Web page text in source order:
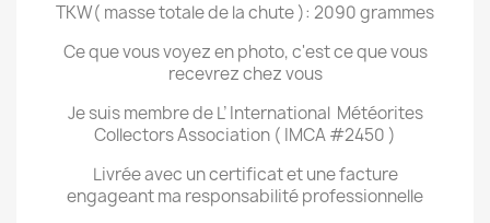
TKW( masse totale de la chute ): 2090 grammes
Ce que vous voyez en photo, c'est ce que vous
recevrez chez vous
Je suis membre de L’ International Météorites
Collectors Association ( IMCA #2450 )
Livrée avec un certificat et une facture
engageant ma responsabilité professionnelle